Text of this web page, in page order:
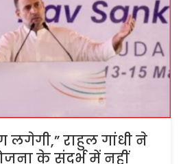
लगेगी,” राहुल गांधी ने
के संदर्भ में नहीं